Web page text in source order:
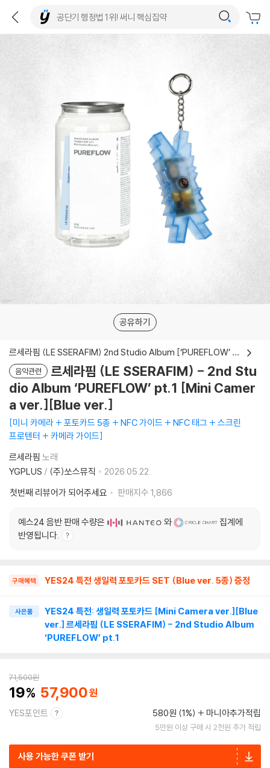
공유하기
르세라핌 (LE SSERAFIM) 2nd Studio Album [‘PUREFLOW’ pt.1]
음악관련
르세라핌 (LE SSERAFIM) - 2nd Stu
dio Album ‘PUREFLOW’ pt.1 [Mini Camer
a ver.][Blue ver.]
미니 카메라 + 포토카드 5종 + NFC 가이드 + NFC 태그 + 스크린
프로텐터 + 카메라 가이드
르세라핌 노래
YGPLUS / (주)쏘스뮤직
2026.05.22.
첫번째 리뷰어가 되어주세요
판매지수 1,866
예스24 음반 판매 수량은 와
집계에
반영됩니다.
구매혜택 YES24 특전 생일력 포토카드 SET (Blue ver. 5종) 증정
사은품
YES24 특전: 생일력 포토카드 [Mini Camera ver.][Blue
ver.] 르세라핌 (LE SSERAFIM) - 2nd Studio Album
‘PUREFLOW’ pt.1
71,500원
19 57,900
YES포인트 580원 (1%) 마니아추가적립
5만원 이상 구매 시 2천원 추가 적립
사용 가능한 쿠폰 받기